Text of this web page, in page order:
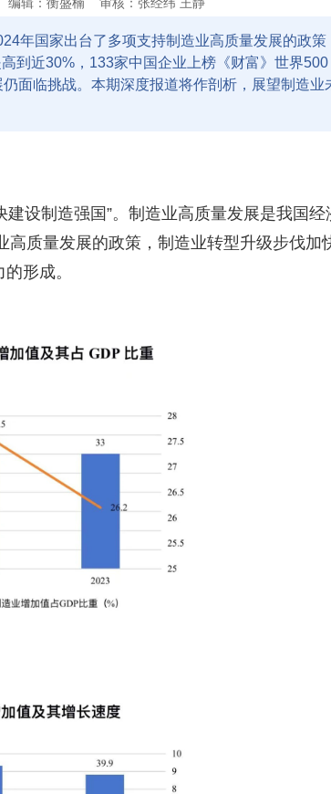
年国家出台了多项支持制造业高质量发展的政策
到近30%，133家中国企业上榜《财富》世界500
面临挑战。本期深度报道将作剖析，展望制造业
建设制造强国”。制造业高质量发展是我国经
质量发展的政策，制造业转型升级步伐加
形成。